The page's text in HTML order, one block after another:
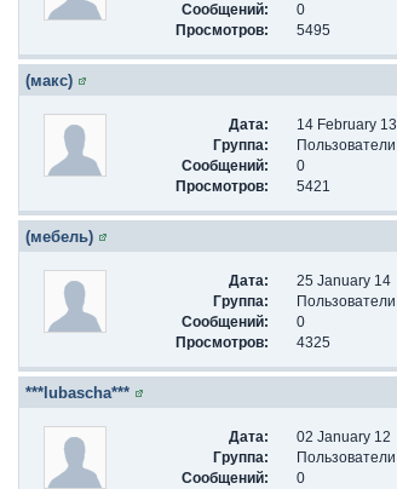
Сообщений:
0
Просмотров:
5495
(макс)
Дата:
14 February 13
Группа:
Пользователи
Сообщений:
0
Просмотров:
5421
(мебель)
Дата:
25 January 14
Группа:
Пользователи
Сообщений:
0
Просмотров:
4325
***lubascha***
Дата:
02 January 12
Группа:
Пользователи
Сообщений:
0